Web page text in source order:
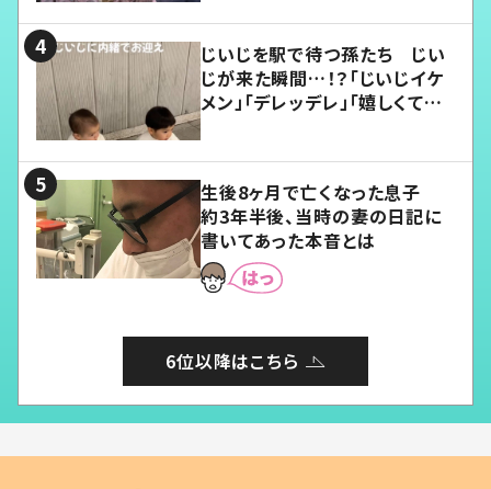
じいじを駅で待つ孫たち じい
じが来た瞬間…！？「じいじイケ
メン」「デレッデレ」「嬉しくて可
生後8ヶ月で亡くなった息子
約3年半後、当時の妻の日記に
書いてあった本音とは
6位以降はこちら